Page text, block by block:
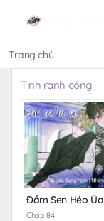
Trang chủ
Tinh ranh công
Đầm Sen Héo Úa
Chap 84